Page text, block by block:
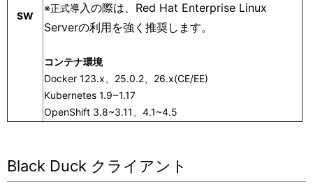
SW
※正式導入の際は、Red Hat Enterprise Linux
Serverの利用を強く推奨します。
コンテナ環境
Docker 123.x、25.0.2、26.x(CE/EE)
Kubernetes 1.9~1.17
OpenShift 3.8~3.11、4.1~4.5
Black Duck クライアント